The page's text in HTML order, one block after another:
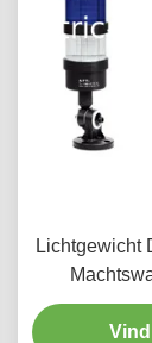
Lichtgewicht